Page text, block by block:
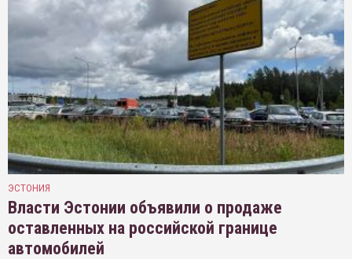
ЭСТОНИЯ
Власти Эстонии объявили о продаже
оставленных на российской границе
автомобилей